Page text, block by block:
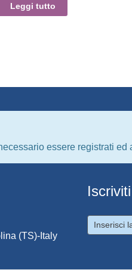
Leggi tutto
essere registrati ed
(TS)-Italy